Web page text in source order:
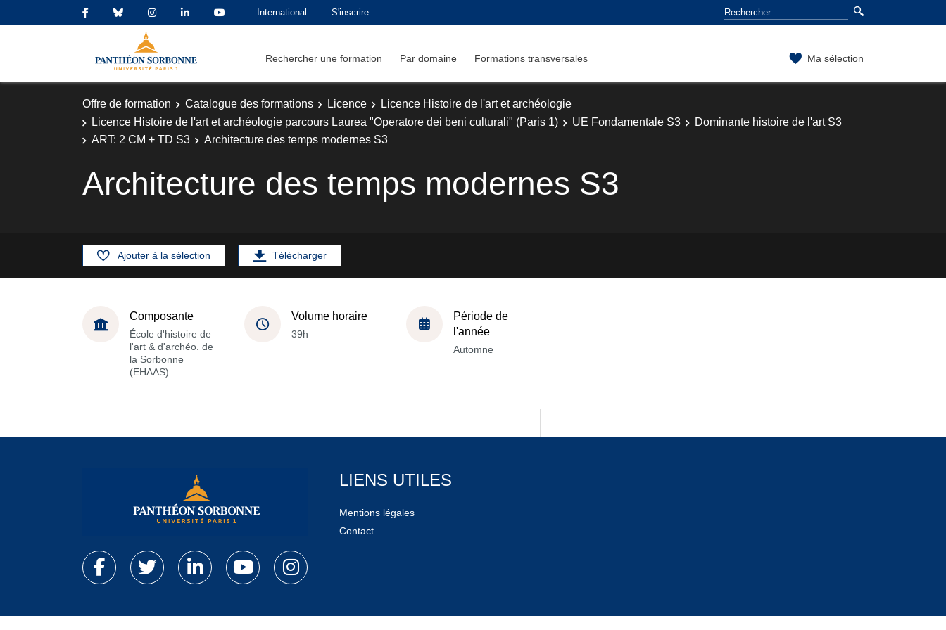
International S'inscrire
Rechercher une formation Par domaine Formations transversales Ma sélection
Offre de formation Catalogue des formations Licence
Licence Histoire de l'art et archéologie
Licence Histoire de l'art et archéologie parcours Laurea "Operatore dei beni culturali" (Paris 1)
UE Fondamentale S3
Dominante histoire de l'art S3
ART: 2 CM + TD S3
Architecture des temps modernes S3
Architecture des temps modernes S3
Ajouter à la sélection Télécharger
Composante
École d'histoire de
l'art & d'archéo. de
la Sorbonne
(EHAAS)
Volume horaire
39h
Période de
l'année
Automne
LIENS UTILES
Mentions légales
Contact